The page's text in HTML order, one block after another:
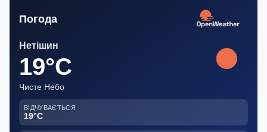
Погода
Нетішин
19°C
Чисте Небо
ВІДЧУВАЄТЬСЯ
19°C